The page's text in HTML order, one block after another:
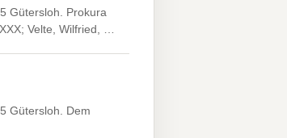
Gütersloh. Prokura
Velte, Wilfried, …
Gütersloh. Dem